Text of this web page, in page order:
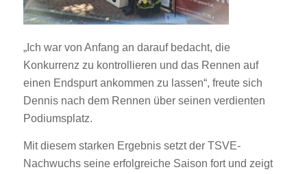
„Ich war von Anfang an darauf bedacht, die
Konkurrenz zu kontrollieren und das Rennen auf
einen Endspurt ankommen zu lassen“, freute sich
Dennis nach dem Rennen über seinen verdienten
Podiumsplatz.
Mit diesem starken Ergebnis setzt der TSVE-
Nachwuchs seine erfolgreiche Saison fort und zeigt